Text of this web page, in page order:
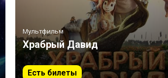
Мультфильм
Храбрый Давид
Есть билеты